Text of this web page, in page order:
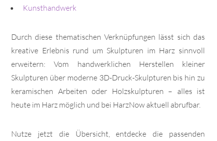
Kunsthandwerk
Durch diese thematischen Verknüpfungen lässt sich das
kreative Erlebnis rund um Skulpturen im Harz sinnvoll
erweitern: Vom handwerklichen Herstellen kleiner
Skulpturen über moderne 3D-Druck-Skulpturen bis hin zu
keramischen Arbeiten oder Holzskulpturen – alles ist
heute im Harz möglich und bei HarzNow aktuell abrufbar.
Nutze jetzt die Übersicht, entdecke die passenden